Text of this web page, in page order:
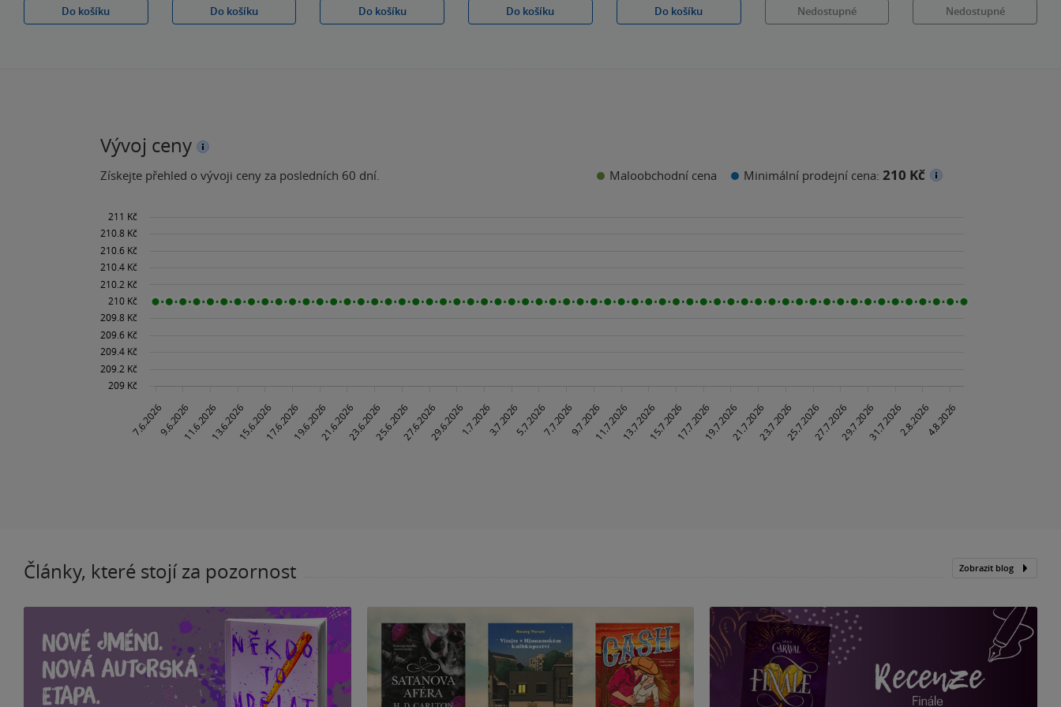
Do košíku
Do košíku
Do košíku
Do košíku
Do košíku
Nedostupné Nedostupné
Vývoj ceny
Získejte přehled o vývoji ceny za posledních 60 dní. Maloobchodní cena Minimální prodejní cena: 210 Kč
Články, které stojí za pozornost Zobrazit blog